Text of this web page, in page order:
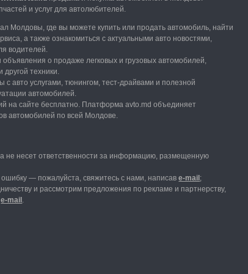
и услуг для автолюбителей.
Молдовы, где вы можете купить или продать автомобиль, найти
а также ознакомиться с актуальными авто новостями,
водителей.
о продаже легковых и грузовых автомобилей,
другой техники.
с авто услугами,тюнингом, тест-драйвами и полезной
автомобилей.
на сайте бесплатно. Платформа avto.md объединяет
автомобилей по всей Молдове.
не несет ответственности за информацию, размещенную
— пожалуйста, свяжитесь с нами, написаве-mail ;
и рассмотрим предложения по рекламе и партнерству,
е-mail .